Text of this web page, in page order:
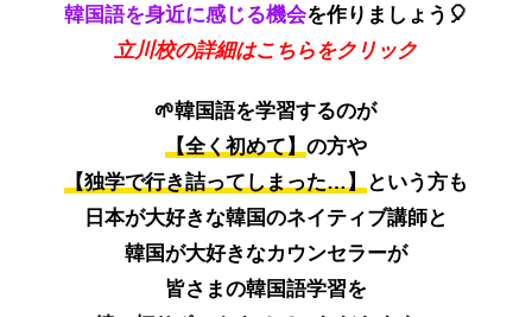
韓国語を身近に感じる機会を作りましょう🎈
立川校の詳細はこちらをクリック
🌱韓国語を学習するのが
【全く初めて】の方や
【独学で行き詰ってしまった…】という方も
日本が大好きな韓国のネイティブ講師と
韓国が大好きなカウンセラーが
皆さまの韓国語学習を